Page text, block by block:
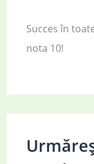
Succes în
nota 10!